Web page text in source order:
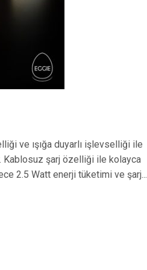
ve ışığa duyarlı işlevselliği ile
Kablosuz şarj özelliği ile kolayca
2.5 Watt enerji tüketimi ve şarj...